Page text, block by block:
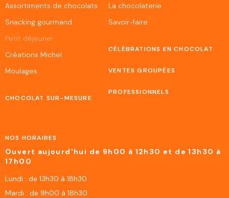
Assortiments de chocolats
Snacking gourmand
Petit déjeuner
Créations Michel
Moulages
CHOCOLAT SUR-MESURE
La chocolaterie
Savoir-faire
CÉLÉBRATIONS EN CHOCOLAT
VENTES GROUPÉES
PROFESSIONNELS
NOS HORAIRES
Ouvert aujourd'hui de 9h00 à 12h30 et de 13h30 à
17h00
Lundi : de 13h30 à 18h30
Mardi : de 9h00 à 18h30